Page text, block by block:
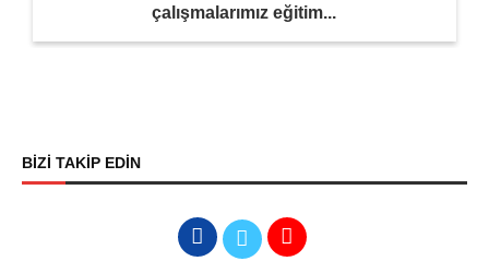
çalışmalarımız eğitim...
BİZİ TAKİP EDİN